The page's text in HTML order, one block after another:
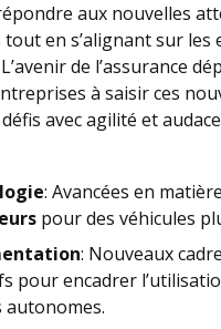
aux nouvelles
en s’alignant sur les
de l’assurance
à saisir ces
avec agilité et
: Avancées en
pour des véhicules
: Nouveaux
pour encadrer